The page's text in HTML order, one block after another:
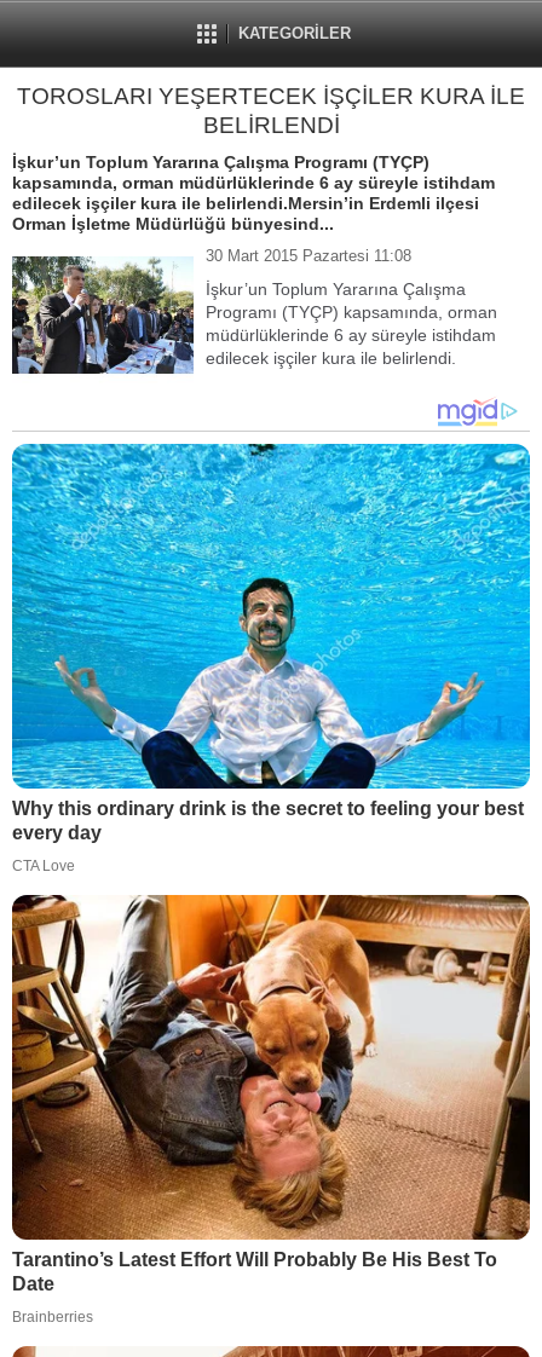
KATEGORİLER
TOROSLARI YEŞERTECEK İŞÇİLER KURA İLE
BELİRLENDİ
İşkur’un Toplum Yararına Çalışma Programı (TYÇP)
kapsamında, orman müdürlüklerinde 6 ay süreyle istihdam
edilecek işçiler kura ile belirlendi.Mersin’in Erdemli ilçesi
Orman İşletme Müdürlüğü bünyesind...
30 Mart 2015 Pazartesi 11:08
İşkur’un Toplum Yararına Çalışma
Programı (TYÇP) kapsamında, orman
müdürlüklerinde 6 ay süreyle istihdam
edilecek işçiler kura ile belirlendi.